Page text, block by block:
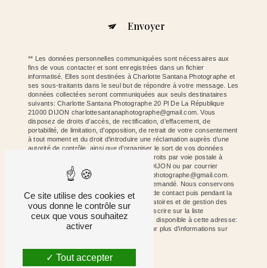
Envoyer
** Les données personnelles communiquées sont nécessaires aux
fins de vous contacter et sont enregistrées dans un fichier
informatisé. Elles sont destinées à Charlotte Santana Photographe et
ses sous-traitants dans le seul but de répondre à votre message. Les
données collectées seront communiquées aux seuls destinataires
suivants: Charlotte Santana Photographe 20 Pl De La République
21000 DIJON charlottesantanaphotographe@gmail.com. Vous
disposez de droits d’accès, de rectification, d’effacement, de
portabilité, de limitation, d’opposition, de retrait de votre consentement
à tout moment et du droit d’introduire une réclamation auprès d’une
autorité de contrôle, ainsi que d’organiser le sort de vos données
post-mortem. Vous pouvez exercer ces droits par voie postale à
l'adresse 20 Pl De La République 21000 DIJON ou par courrier
électronique à l'adresse charlottesantanaphotographe@gmail.com.
Un justificatif d'identité pourra vous être demandé. Nous conservons
vos données pendant la période de prise de contact puis pendant la
durée de prescription légale aux fins probatoires et de gestion des
contentieux. Vous avez le droit de vous inscrire sur la liste
d'opposition au démarchage téléphonique, disponible à cette adresse:
Bloctel.gouv.fr. Consultez le site cnil.fr pour plus d’informations sur
Ce site utilise des cookies et
vous donne le contrôle sur
ceux que vous souhaitez
activer
Tout accepter